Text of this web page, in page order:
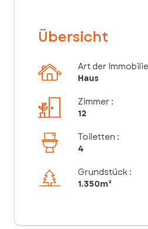
Übersicht
Art der
Haus
Zimmer :
12
Toiletten :
4
Grundstück :
1.350m²